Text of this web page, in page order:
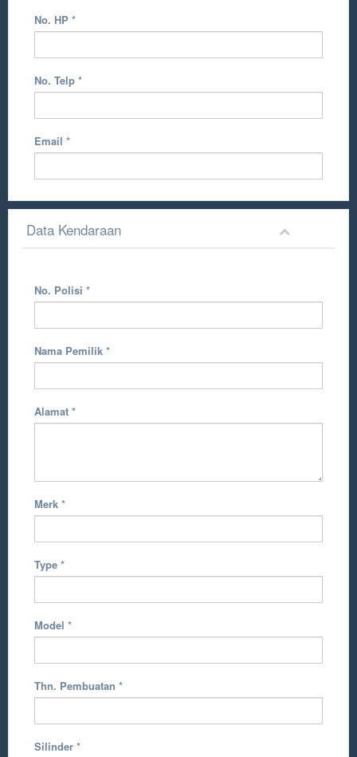
No. HP *
No. Telp *
Email *
Data Kendaraan
No. Polisi *
Nama Pemilik *
Alamat *
Merk *
Type *
Model *
Thn. Pembuatan *
Silinder *